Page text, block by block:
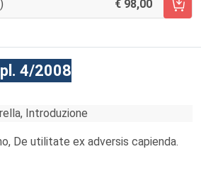
98,00
4/2008
Introduzione
De utilitate ex adversis capienda.